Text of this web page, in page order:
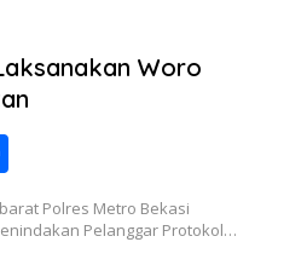
Woro
S
h
arPolres Metro Bekasi
Pelanggar Protokol…